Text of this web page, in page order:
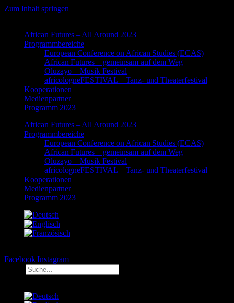
Zum Inhalt springen
African Futures – All Around 2023
Programmbereiche
European Conference on African Studies (ECAS)
African Futures – gemeinsam auf dem Weg
Oluzayo – Musik Festival
africologneFESTIVAL – Tanz- und Theaterfestival
Kooperationen
Medienpartner
Programm 2023
African Futures – All Around 2023
Programmbereiche
European Conference on African Studies (ECAS)
African Futures – gemeinsam auf dem Weg
Oluzayo – Musik Festival
africologneFESTIVAL – Tanz- und Theaterfestival
Kooperationen
Medienpartner
Programm 2023
Facebook Instagram